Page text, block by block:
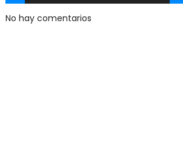
No hay comentarios